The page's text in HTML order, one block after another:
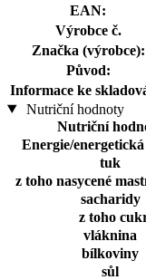
EAN:
Výrobce č.
Značka (výrobce):
Původ:
Informace ke
Nutriční hodnoty
Nutriční
Energie/
tuk
z toho nasycené
sacharidy
z toho
vláknina
bílkoviny
sůl